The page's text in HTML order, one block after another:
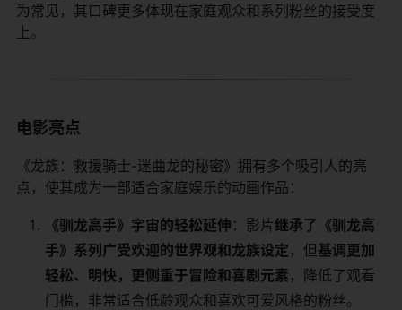
为常见，其口碑更多体现在家庭观众和系列粉丝的接受度
上。
电影亮点
《龙族：救援骑士-迷曲龙的秘密》拥有多个吸引人的亮
点，使其成为一部适合家庭娱乐的动画作品：
​《驯龙高手》宇宙的轻松延伸​ ​：影片​​继承了《驯龙高
手》系列广受欢迎的世界观和龙族设定​ ​，但​​基调更加
轻松、明快，更侧重于冒险和喜剧元素​ ​，降低了观看
门槛，非常适合低龄观众和喜欢可爱风格的粉丝。